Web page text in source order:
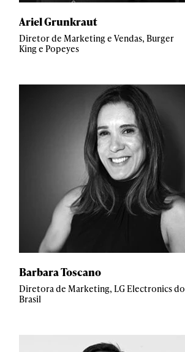
Ariel Grunkraut
Diretor de Marketing e Vendas, Burger
King e Popeyes
Barbara Toscano
Diretora de Marketing, LG Electronics do
Brasil